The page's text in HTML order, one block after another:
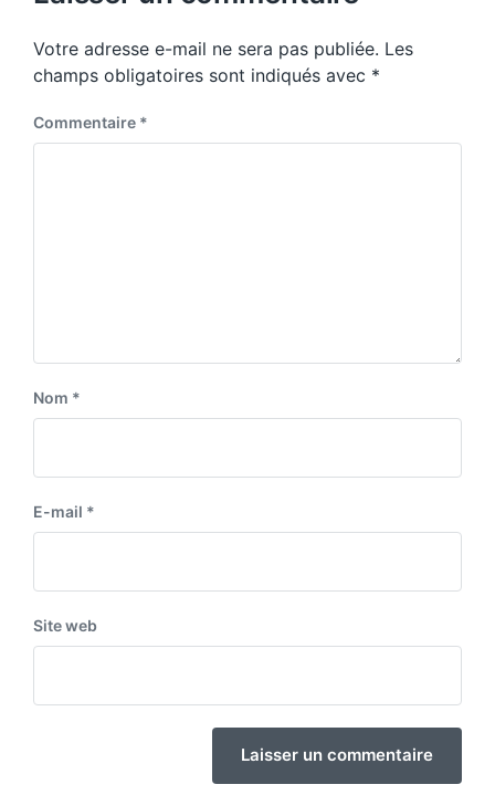
Votre adresse e-mail ne sera pas publiée. Les
champs obligatoires sont indiqués avec *
Commentaire *
Nom *
E-mail *
Site web